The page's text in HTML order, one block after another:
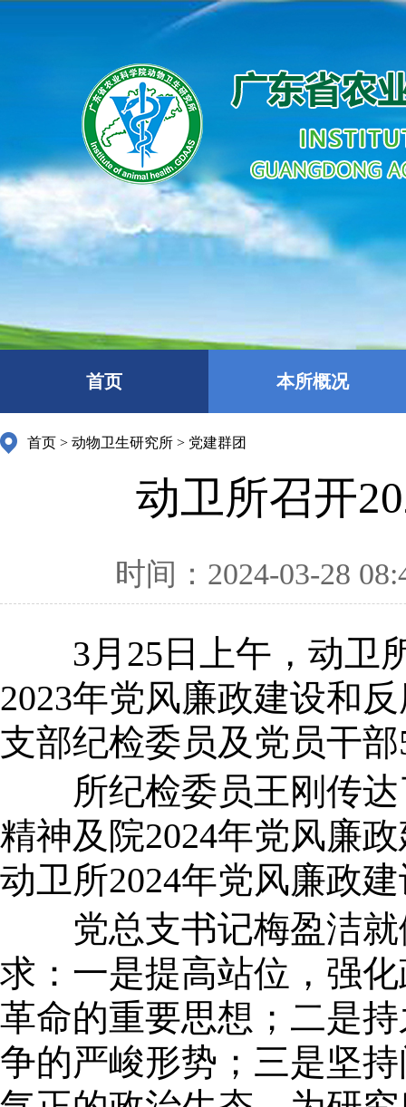
首页 本所概况
首页 > 动物卫生研究所 > 党建群团
动卫所召开
时间：2024-03-28
3月25日上午，动卫
2023年党风廉政建设和
支部纪检委员及党员干
所纪检委员王刚传
精神及院2024年党风廉
动卫所2024年党风廉政
党总支书记梅盈洁
求：一是提高站位，强
革命的重要思想；二是
争的严峻形势；三是坚